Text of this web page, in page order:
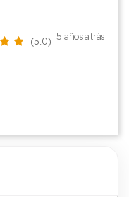
(5.0) 5 años atrás